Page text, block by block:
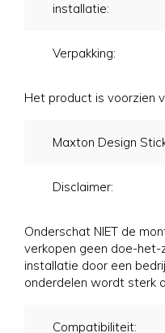
installatie:
Verpakking:
Het product is voorzien
Maxton Design
Disclaimer:
Onderschat NIET de
verkopen geen doe-
installatie door een
onderdelen wordt sterk
Compatibiliteit: